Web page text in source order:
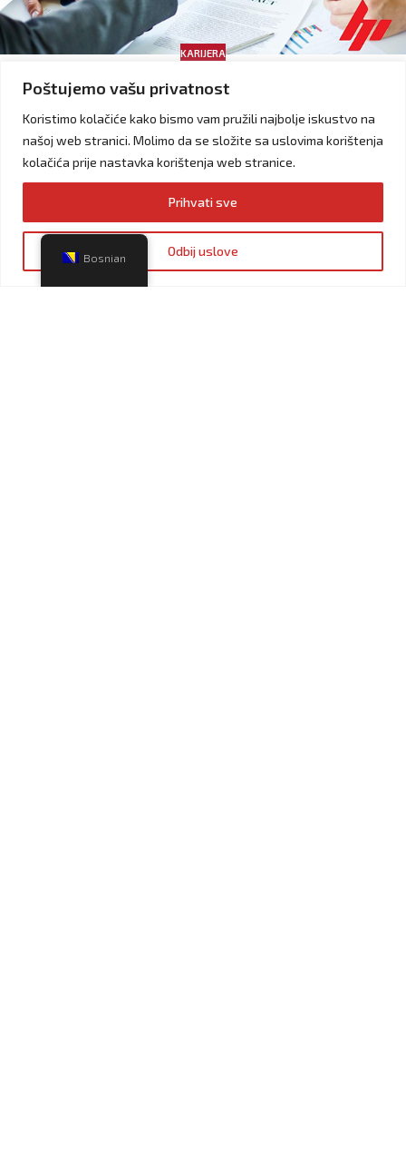
Poštujemo vašu privatnost
Koristimo kolačiće kako bismo vam pružili najbolje iskustvo na
našoj web stranici. Molimo da se složite sa uslovima korištenja
kolačića prije nastavka korištenja web stranice.
Odbij uslove
Prihvati sve
KARIJERA
Konkurs za posao: Zamjenik
rukovodioca sektora za pravne poslove
admin
Zamjenik Rukovodioca sektora za pravne poslove (m/ž)
MJESTO RADA Hotonj, Vogošća Ukoliko ste u potrazi za
poslovnom prilikom, koja će vam omogućiti aktivnu ulogu i
napredovanje u karijeri iz pravne oblasti, ovo je jedinstvena
prilika za vas! Mi u Hifa Petrol-u smo ko...
CONTINUE READING
Bosnian